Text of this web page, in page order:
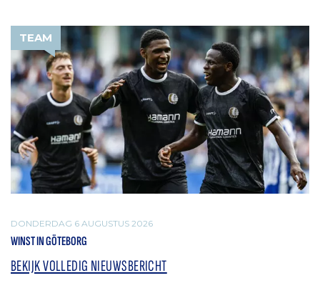
TEAM
DONDERDAG 6 AUGUSTUS 2026
WINST IN GÖTEBORG
BEKIJK VOLLEDIG NIEUWSBERICHT